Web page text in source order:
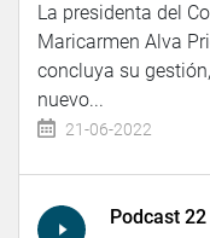
La presidenta del
Maricarmen Alva
concluya su
nuevo...
21-06-2022
Podcast